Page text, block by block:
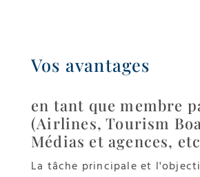
Vos avantages
en tant que membre
(Airlines, Tourism
Médias et agences,
La tâche principale et